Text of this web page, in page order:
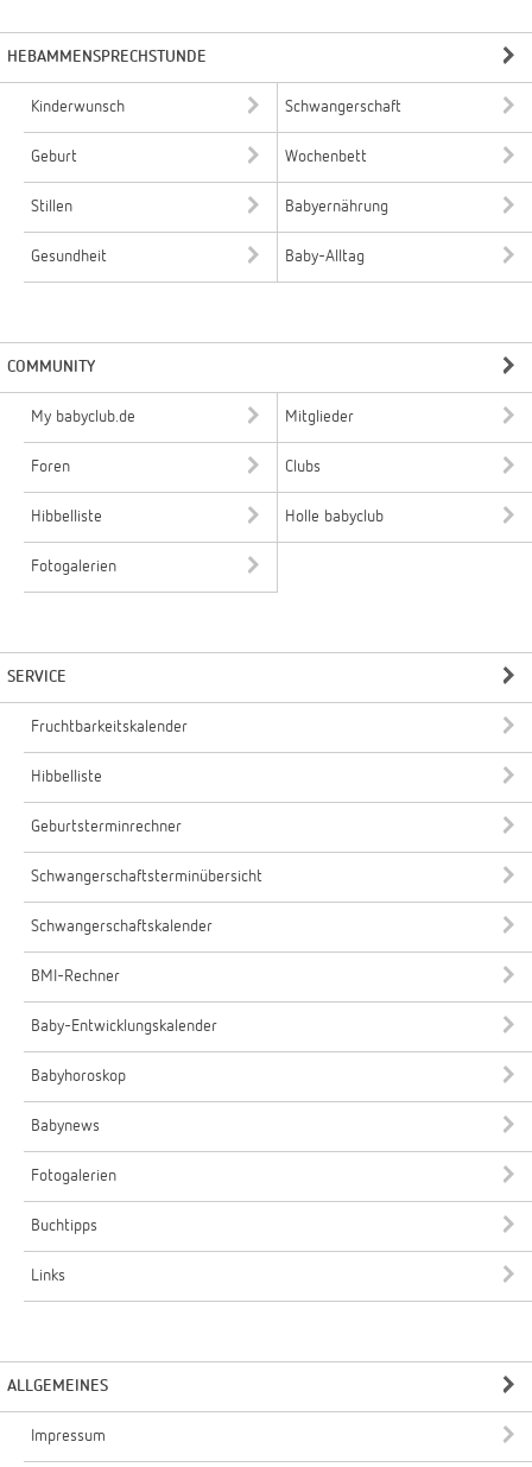
HEBAMMENSPRECHSTUNDE
Kinderwunsch Schwangerschaft
Geburt Wochenbett
Stillen Babyernährung
Gesundheit Baby-Alltag
COMMUNITY
My babyclub.de Mitglieder
Foren Clubs
Hibbelliste Holle babyclub
Fotogalerien
SERVICE
Fruchtbarkeitskalender
Hibbelliste
Geburtsterminrechner
Schwangerschaftsterminübersicht
Schwangerschaftskalender
BMI-Rechner
Baby-Entwicklungskalender
Babyhoroskop
Babynews
Fotogalerien
Buchtipps
Links
ALLGEMEINES
Impressum